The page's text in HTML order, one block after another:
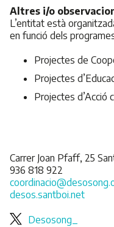
Altres i/o
L’entitat està
en funció dels
Projectes de
Projectes
Projectes d’Acció
Carrer Joan Pfaff, 25
936 818 922
desos.santboi.net
Desosong_